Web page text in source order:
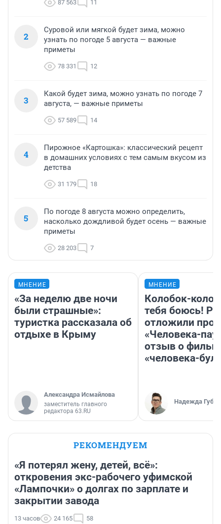
87 563 11
2
Суровой или мягкой будет зима, можно
узнать по погоде 5 августа — важные
приметы
78 331 12
3
Какой будет зима, можно узнать по погоде 7
августа, — важные приметы
57 589 14
4
Пирожное «Картошка»: классический рецепт
в домашних условиях с тем самым вкусом из
детства
31 179 18
5
По погоде 8 августа можно определить,
насколько дождливой будет осень — важные
приметы
28 203 7
МНЕНИЕ
«За неделю две ночи
были страшные»:
туристка рассказала об
отдыхе в Крыму
Александра Исмайлова
заместитель главного
редактора 63.RU
МНЕНИЕ
Колобок-
тебя боюсь!
отложили
«Человека-
отзыв о
«человека-
Надежда
РЕКОМЕНДУЕМ
«Я потерял жену, детей, всё»:
откровения экс-рабочего уфимской
«Лампочки» о долгах по зарплате и
закрытии завода
13 часов 24 165 58